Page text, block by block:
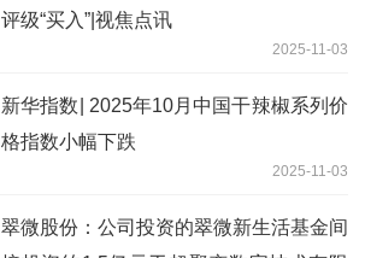
评级“买入”|视焦点讯
2025-11-03
新华指数| 2025年10月中国干辣椒系列价
格指数小幅下跌
2025-11-03
翠微股份：公司投资的翠微新生活基金间